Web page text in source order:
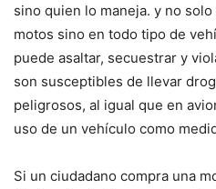
sino quien lo maneja. y no
motos sino en todo tipo de
puede asaltar, secuestrar y
son susceptibles de llevar
peligrosos, al igual que en
uso de un vehículo como
Si un ciudadano compra una